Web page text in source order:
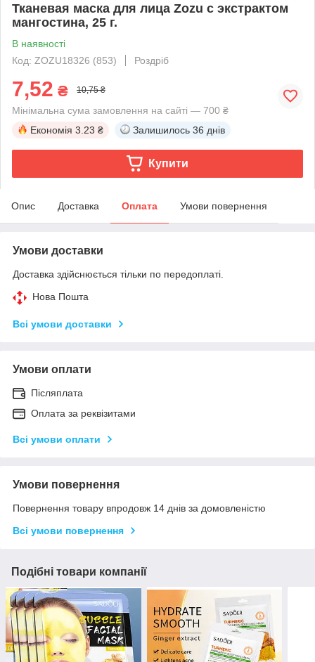
Тканевая маска для лица Zozu с экстрактом
мангостина, 25 г.
В наявності
Код: ZOZU18326 (853)
Роздріб
7,52 ₴ 10,75 ₴
Мінімальна сума замовлення на сайті — 700 ₴
Економія 3.23 ₴ Залишилось 36 днів
Купити
Опис Доставка Оплата Умови повернення
Умови доставки
Доставка здійснюється тільки по передоплаті.
Нова Пошта
Всі умови доставки
Умови оплати
Післяплата
Оплата за реквізитами
Всі умови оплати
Умови повернення
Повернення товару впродовж 14 днів за домовленістю
Всі умови повернення
Подібні товари компанії